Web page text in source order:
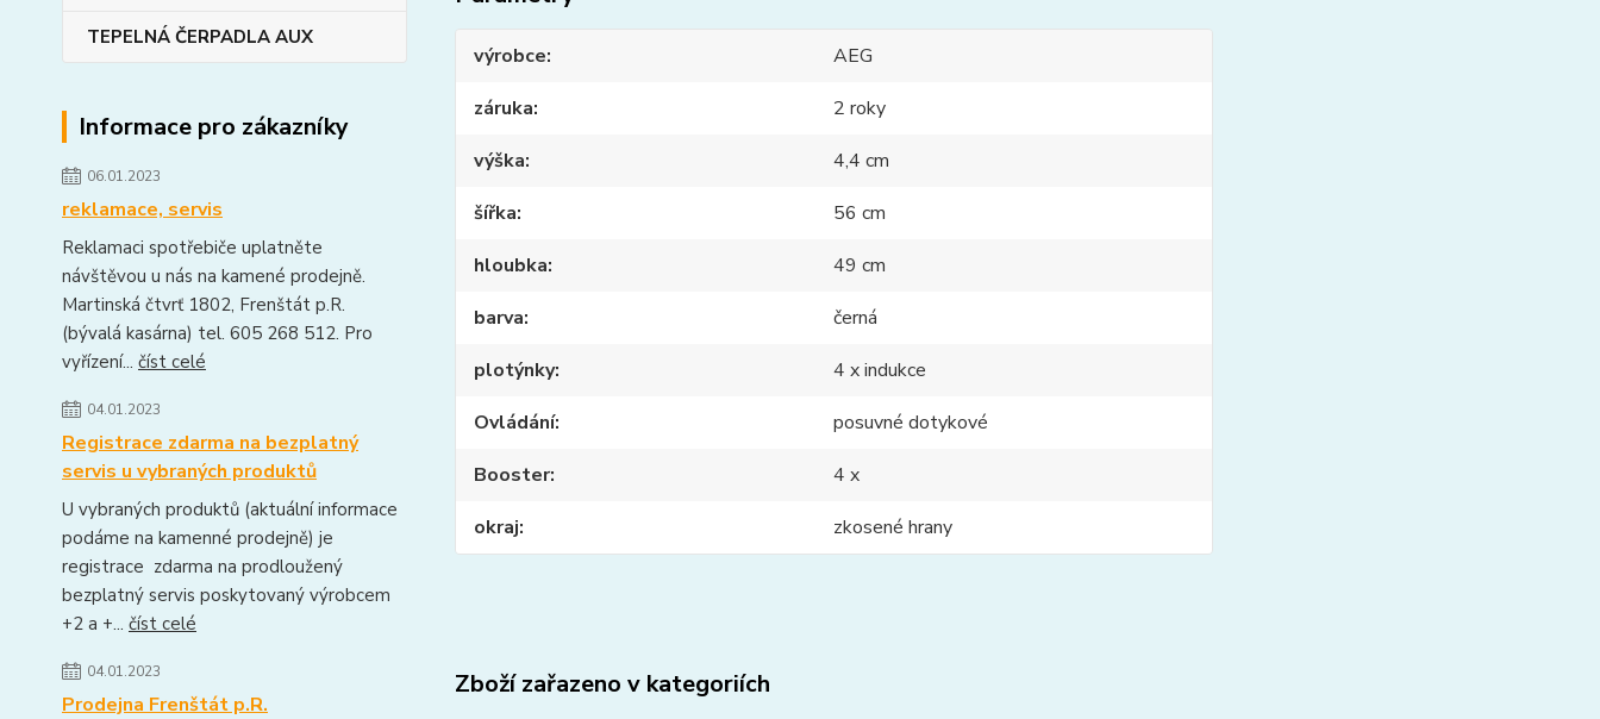
TEPELNÁ ČERPADLA AUX
Informace pro zákazníky
06.01.2023
reklamace, servis
Reklamaci spotřebiče uplatněte
návštěvou u nás na kamené prodejně.
Martinská čtvrť 1802, Frenštát p.R.
(bývalá kasárna) tel. 605 268 512. Pro
vyřízení... číst celé
04.01.2023
Registrace zdarma na bezplatný
servis u vybraných produktů
U vybraných produktů (aktuální informace
podáme na kamenné prodejně) je
registrace zdarma na prodloužený
bezplatný servis poskytovaný výrobcem
+2 a +... číst celé
04.01.2023
Prodejna Frenštát p.R.
výrobce
AEG
záruka
2 roky
výška
4,4 cm
šířka
56 cm
hloubka
49 cm
barva
černá
plotýnky
4 x indukce
Ovládání
posuvné dotykové
Booster
4 x
okraj
zkosené hrany
Zboží zařazeno v kategoriích